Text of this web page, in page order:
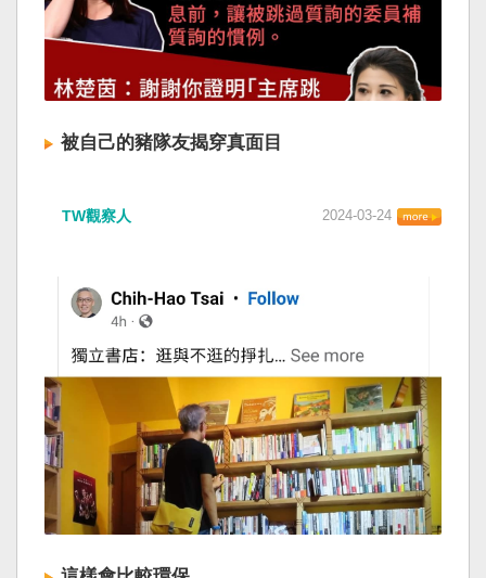
被自己的豬隊友揭穿真面目
TW觀察人 2024-03-24